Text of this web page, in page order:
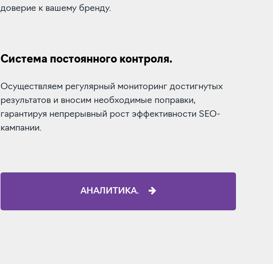
доверие к вашему бренду.
Система постоянного контроля.
Осуществляем регулярный мониторинг достигнутых
результатов и вносим необходимые поправки,
гарантируя непрерывный рост эффективности SEO-
кампании.
АНАЛИТИКА.